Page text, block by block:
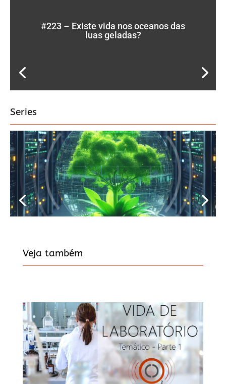
#223 – Existe vida nos oceanos das
luas geladas?
Series
Veja também